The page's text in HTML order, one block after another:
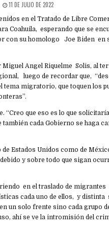
11 DE JULIO DE 2022
en el Tratado de Libre
Coahuila, esperando que se
con su homologo Joe Biden en
Angel Riquelme Solis, al
luego de recordar que,
tema migratorio, que toquen los
“Creo que eso es lo que
cada Gobierno se haga
Estados Unidos como de
y sobre todo que sigan
en el traslado de
cada uno de ellos, y distinta
un solo frente sino cada grupo
ahí se ve la intromisión del